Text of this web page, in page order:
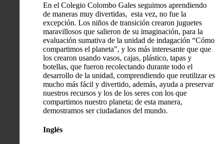
En el Colegio Colombo Gales seguimos aprendiendo
de maneras muy divertidas, esta vez, no fue la
excepción. Los niños de transición crearon juguetes
maravillosos que salieron de su imaginación, para la
evaluación sumativa de la unidad de indagación “Cómo
compartimos el planeta”, y los más interesante que que
los crearon usando vasos, cajas, plástico, tapas y
botellas, que fueron recolectando durante todo el
desarrollo de la unidad, comprendiendo que reutilizar es
mucho más fácil y divertido, además, ayuda a preservar
nuestros recursos y los de los seres con los que
compartimos nuestro planeta; de esta manera,
demostramos ser ciudadanos del mundo.
Inglés